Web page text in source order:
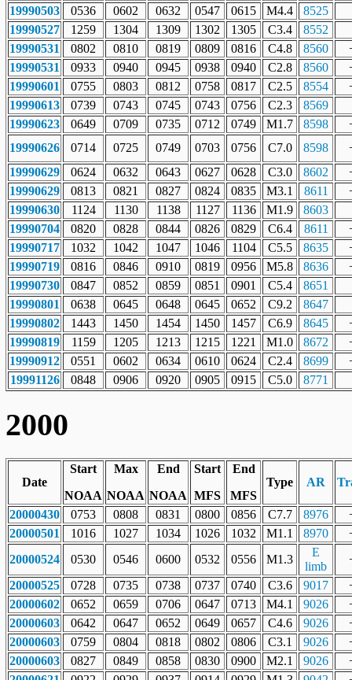
19990503 0536 0602 0632 0547 0615 M4.4
8525
19990527
1259 1304 1309 1302 1305 C3.4
8552
19990531
0802 0810 0819 0809 0816 C4.8 8560
19990531
0933 0940 0945 0938 0940 C2.8 8560
19990601
0755 0803 0812 0758 0817 C2.5 8554
19990613
0739 0743 0745 0743 0756 C2.3
8569
19990623
0649 0709 0735 0712 0749 M1.7 8598
19990626
0714 0725 0749 0703 0756 C7.0 8598
19990629
0624 0632 0643 0627 0628 C3.0 8602
19990629
0813 0821 0827 0824 0835 M3.1 8611
19990630
1124 1130 1138 1127 1136 M1.9
8603
19990704
0820 0828 0844 0826 0829 C6.4 8611
19990717
1032 1042 1047 1046 1104 C5.5 8635
19990719
0816 0846 0910 0819 0956 M5.8 8636
19990730
0847 0852 0859 0851 0901 C5.4
8651
19990801
0638 0645 0648 0645 0652 C9.2
8647
19990802
1443 1450 1454 1450 1457 C6.9 8645
19990819
1159 1205 1213 1215 1221 M1.0 8672
19990912
0551 0602 0634 0610 0624 C2.4 8699
19991126
0848 0906 0920 0905 0915 C5.0 8771
2000
Date
Start
NOAA
Max
NOAA
End
NOAA
Start
MFS
End
MFS
Type AR
20000430 0753 0808 0831 0800 0856 C7.7 8976
20000501
1016 1027 1034 1026 1032 M1.1 8970
20000524
0530 0546 0600 0532 0556 M1.3
E
limb
20000525
0728 0735 0738 0737 0740 C3.6 9017
20000602
0652 0659 0706 0647 0713 M4.1 9026
20000603
0642 0647 0652 0649 0657 C4.6 9026
20000603
0759 0804 0818 0802 0806 C3.1 9026
20000603
0827 0849 0858 0830 0900 M2.1 9026